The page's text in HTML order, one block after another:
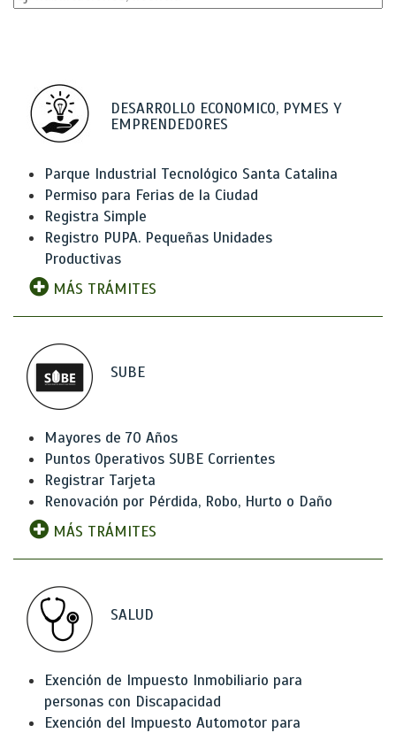
DESARROLLO ECONOMICO, PYMES Y
EMPRENDEDORES
Parque Industrial Tecnológico Santa Catalina
Permiso para Ferias de la Ciudad
Registra Simple
Registro PUPA. Pequeñas Unidades
Productivas
MÁS TRÁMITES
SUBE
Mayores de 70 Años
Puntos Operativos SUBE Corrientes
Registrar Tarjeta
Renovación por Pérdida, Robo, Hurto o Daño
MÁS TRÁMITES
SALUD
Exención de Impuesto Inmobiliario para
personas con Discapacidad
Exención del Impuesto Automotor para